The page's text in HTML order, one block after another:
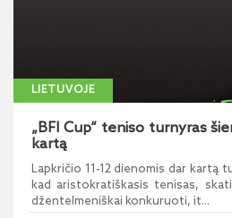
LIETUVOJE
„BFI Cup“ teniso turnyras
kartą
Lapkričio 11-12 dienomis dar kartą
kad aristokratiškasis tenisas,
džentelmeniškai konkuruoti, it...